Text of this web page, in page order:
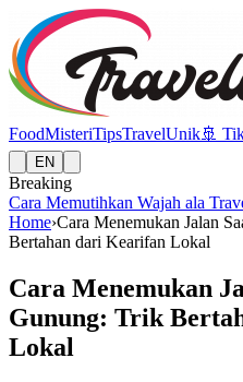
FoodMisteriTipsTravelUnik🚢
EN
Breaking
Cara Memutihkan Wajah ala
Home›Cara Menemukan Jalan
Bertahan dari Kearifan Lokal
Cara Menemukan
Gunung: Trik
Lokal